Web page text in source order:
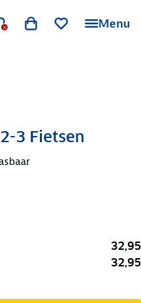
Menu
3 Fietsen
32,95
32,95